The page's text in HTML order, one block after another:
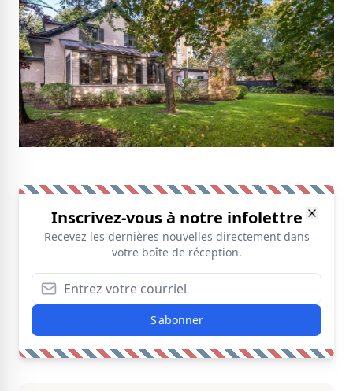
Inscrivez-vous à notre infolettre
Recevez les dernières nouvelles directement dans
votre boîte de réception.
S'abonner